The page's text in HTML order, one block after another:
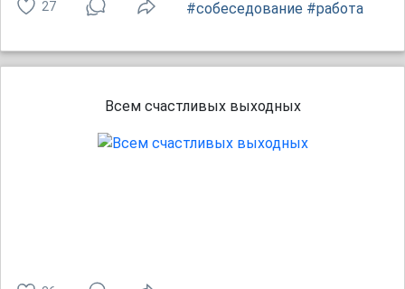
27 #собеседование #работа
Всем счастливых выходных